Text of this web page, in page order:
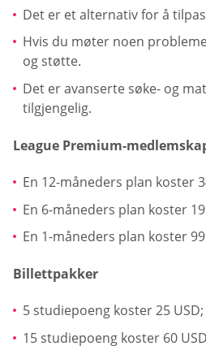
Det er et alternativ for å
Hvis du møter noen
og støtte.
Det er avanserte søke- og
tilgjengelig.
League Premium-
En 12-måneders plan koster
En 6-måneders plan koster
En 1-måneders plan koster 99
Billettpakker
5 studiepoeng koster 25 USD;
15 studiepoeng koster 60